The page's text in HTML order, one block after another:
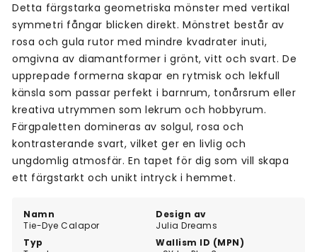
Namn
Tie-Dye Calapor
Design av
Julia Dreams
Typ
Wallism ID (MPN)
Detta färgstarka geometriska mönster med vertikal
symmetri fångar blicken direkt. Mönstret består av
rosa och gula rutor med mindre kvadrater inuti,
omgivna av diamantformer i grönt, vitt och svart. De
upprepade formerna skapar en rytmisk och lekfull
känsla som passar perfekt i barnrum, tonårsrum eller
kreativa utrymmen som lekrum och hobbyrum.
Färgpaletten domineras av solgul, rosa och
kontrasterande svart, vilket ger en livlig och
ungdomlig atmosfär. En tapet för dig som vill skapa
ett färgstarkt och unikt intryck i hemmet.